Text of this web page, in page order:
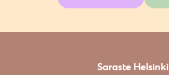
Saraste Helsinki